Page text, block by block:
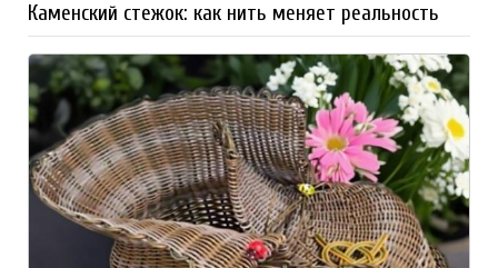
Каменский стежок: как нить меняет реальность